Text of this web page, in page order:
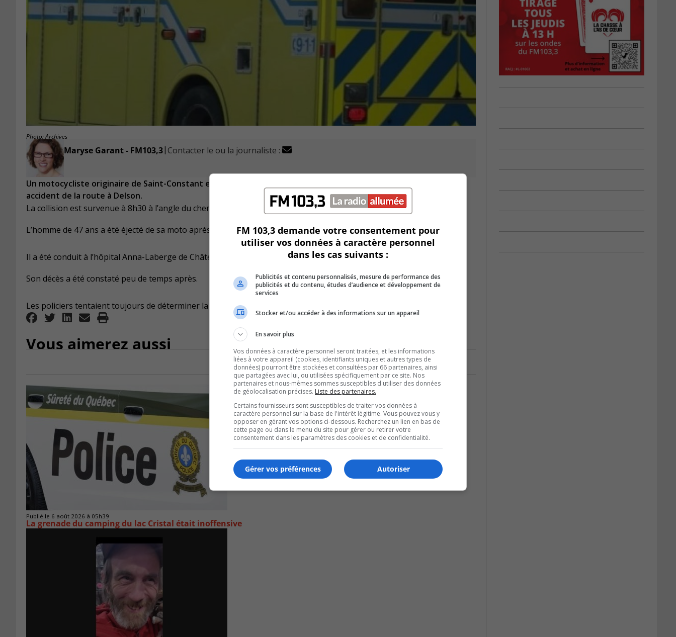
Photo: Archives
Maryse Garant - FM103,3| Contacter le ou la journaliste :
Un motocycliste originaire de Saint-Constant est décédé, mercredi matin, après avoir été impliqué dans un
accident de la route à Delson.
La collision est survenue à 8h30 à l’angle du chemin Saint-François-Xavier et de la rue Radisson, selon TVA Nouvelles.
L’homme de 47 ans a été éjecté de sa moto après être entré en collision avec une voiture.
Il a été conduit à l’hôpital Anna-Laberge de Châteauguay dans un état critique.
Son décès a été constaté peu de temps après.
Les policiers tentaient toujours de déterminer la cause de l’accident en fin d’après-midi hier.
Vous aimerez aussi
Publié le 6 août 2026 à 05h39
La grenade du camping du lac Cristal était inoffensive
FM 103,3 demande votre consentement pour
utiliser vos données à caractère personnel
dans les cas suivants :
Publicités et contenu personnalisés, mesure de performance des
publicités et du contenu, études d’audience et développement de
services
Stocker et/ou accéder à des informations sur un appareil
En savoir plus
Vos données à caractère personnel seront traitées, et les informations
liées à votre appareil (cookies, identifiants uniques et autres types de
données) pourront être stockées et consultées par 66 partenaires, ainsi
que partagées avec lui, ou utilisées spécifiquement par ce site. Nos
partenaires et nous-mêmes sommes susceptibles d'utiliser des données
de géolocalisation précises. Liste des partenaires.
Certains fournisseurs sont susceptibles de traiter vos données à
caractère personnel sur la base de l'intérêt légitime. Vous pouvez vous y
opposer en gérant vos options ci-dessous. Recherchez un lien en bas de
cette page ou dans le menu du site pour gérer ou retirer votre
consentement dans les paramètres des cookies et de confidentialité.
Autoriser
Gérer vos préférences